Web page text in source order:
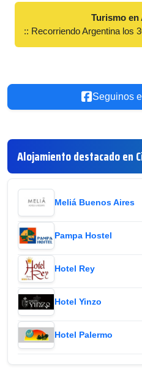
Turismo en
:: Recorriendo Argentina los
Seguinos
Alojamiento destacado en
Meliá Buenos Aires
Pampa Hostel
Hotel Rey
Hotel Yinzo
Hotel Palermo